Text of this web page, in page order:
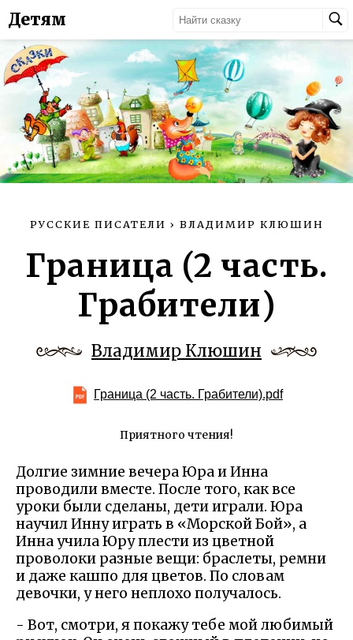
Детям
РУССКИЕ ПИСАТЕЛИ › ВЛАДИМИР КЛЮШИН
Граница (2 часть.
Грабители)
Владимир Клюшин
Граница (2 часть. Грабители).pdf
Приятного чтения!
Долгие зимние вечера Юра и Инна
проводили вместе. После того, как все
уроки были сделаны, дети играли. Юра
научил Инну играть в «Морской Бой», а
Инна учила Юру плести из цветной
проволоки разные вещи: браслеты, ремни
и даже кашпо для цветов. По словам
девочки, у него неплохо получалось.
- Вот, смотри, я покажу тебе мой любимый